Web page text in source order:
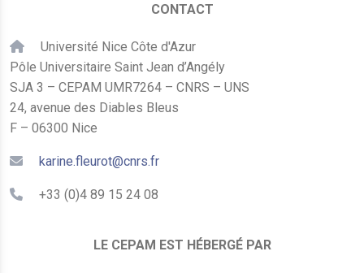
CONTACT
Université Nice Côte d'Azur
Pôle Universitaire Saint Jean d’Angély
SJA 3 – CEPAM UMR7264 – CNRS – UNS
24, avenue des Diables Bleus
F – 06300 Nice
karine.fleurot@cnrs.fr
+33 (0)4 89 15 24 08
LE CEPAM EST HÉBERGÉ PAR